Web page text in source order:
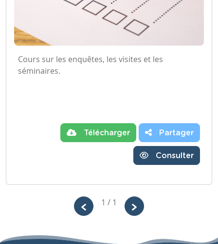
Cours sur les enquêtes, les visites et les
séminaires.
Télécharger Partager
Consulter
1 / 1